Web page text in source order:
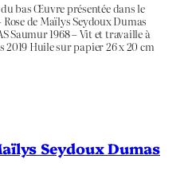
bas Œuvre présentée dans le
de Maïlys Seydoux Dumas
Saumur 1968 – Vit et travaille à
2019 Huile sur papier 26 x 20 cm
Seydoux Dumas